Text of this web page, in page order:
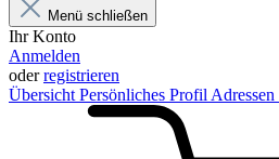
Menü schließen
Ihr Konto
Anmelden
oderregistrieren
Übersicht Persönliches Profil Adressen